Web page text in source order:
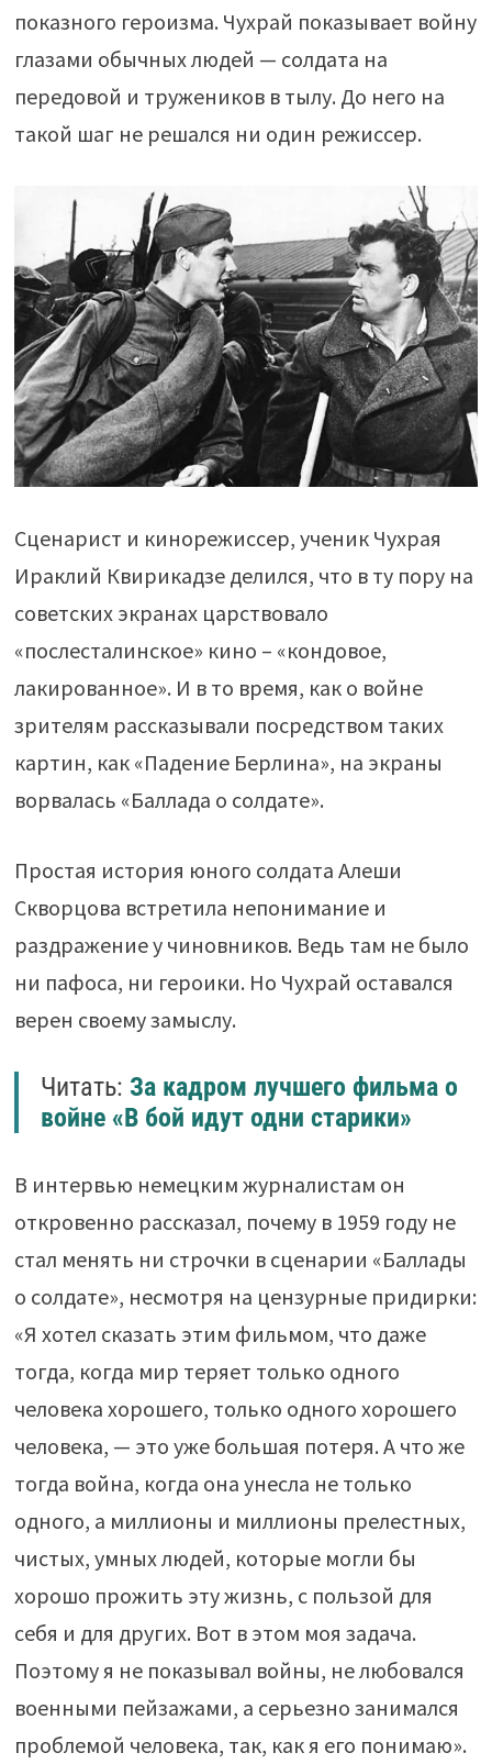
показного героизма. Чухрай показывает войну
глазами обычных людей — солдата на
передовой и тружеников в тылу. До него на
такой шаг не решался ни один режиссер.
Сценарист и кинорежиссер, ученик Чухрая
Ираклий Квирикадзе делился, что в ту пору на
советских экранах царствовало
«послесталинское» кино – «кондовое,
лакированное». И в то время, как о войне
зрителям рассказывали посредством таких
картин, как «Падение Берлина», на экраны
ворвалась «Баллада о солдате».
Простая история юного солдата Алеши
Скворцова встретила непонимание и
раздражение у чиновников. Ведь там не было
ни пафоса, ни героики. Но Чухрай оставался
верен своему замыслу.
Читать: За кадром лучшего фильма о
войне «В бой идут одни старики»
В интервью немецким журналистам он
откровенно рассказал, почему в 1959 году не
стал менять ни строчки в сценарии «Баллады
о солдате», несмотря на цензурные придирки:
«Я хотел сказать этим фильмом, что даже
тогда, когда мир теряет только одного
человека хорошего, только одного хорошего
человека, — это уже большая потеря. А что же
тогда война, когда она унесла не только
одного, а миллионы и миллионы прелестных,
чистых, умных людей, которые могли бы
хорошо прожить эту жизнь, с пользой для
себя и для других. Вот в этом моя задача.
Поэтому я не показывал войны, не любовался
военными пейзажами, а серьезно занимался
проблемой человека, так, как я его понимаю».